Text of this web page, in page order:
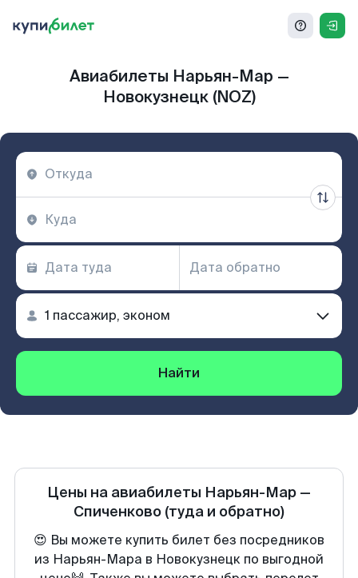
Авиабилеты Нарьян-Мар —
Новокузнецк (NOZ)
Найти
Цены на авиабилеты Нарьян-Мар —
Спиченково (туда и обратно)
😍 Вы можете купить билет без посредников
из Нарьян-Мара в Новокузнецк по выгодной